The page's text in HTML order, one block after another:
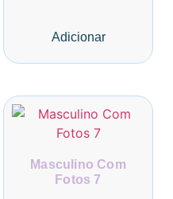
Adicionar
Masculino Com
Fotos 7